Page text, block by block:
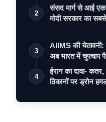
2
संसद मार्ग से आई एक
मोदी सरकार का
3
AIIMS की चेतावनी:
अब भारत में चुपचाप
4
ईरान का दावा-
ठिकानों पर ड्रोन